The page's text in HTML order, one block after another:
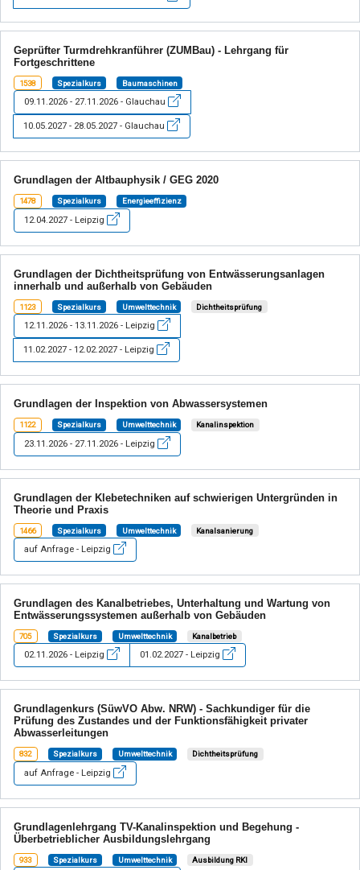
Geprüfter Turmdrehkranführer (ZUMBau) - Lehrgang für
Fortgeschrittene
1538 Spezialkurs Baumaschinen
09.11.2026 - 27.11.2026 - Glauchau
10.05.2027 - 28.05.2027 - Glauchau
Grundlagen der Altbauphysik / GEG 2020
1478 Spezialkurs Energieeffizienz
12.04.2027 - Leipzig
Grundlagen der Dichtheitsprüfung von Entwässerungsanlagen
innerhalb und außerhalb von Gebäuden
1123 Spezialkurs Umwelttechnik Dichtheitsprüfung
12.11.2026 - 13.11.2026 - Leipzig
11.02.2027 - 12.02.2027 - Leipzig
Grundlagen der Inspektion von Abwassersystemen
1122 Spezialkurs Umwelttechnik Kanalinspektion
23.11.2026 - 27.11.2026 - Leipzig
Grundlagen der Klebetechniken auf schwierigen Untergründen in
Theorie und Praxis
1466 Spezialkurs Umwelttechnik Kanalsanierung
auf Anfrage - Leipzig
Grundlagen des Kanalbetriebes, Unterhaltung und Wartung von
Entwässerungssystemen außerhalb von Gebäuden
705 Spezialkurs Umwelttechnik Kanalbetrieb
02.11.2026 - Leipzig 01.02.2027 - Leipzig
Grundlagenkurs (SüwVO Abw. NRW) - Sachkundiger für die
Prüfung des Zustandes und der Funktionsfähigkeit privater
Abwasserleitungen
832 Spezialkurs Umwelttechnik Dichtheitsprüfung
auf Anfrage - Leipzig
Grundlagenlehrgang TV-Kanalinspektion und Begehung -
Überbetrieblicher Ausbildungslehrgang
933 Spezialkurs Umwelttechnik Ausbildung RKI